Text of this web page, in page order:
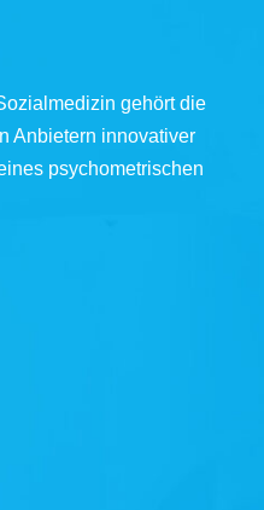
gehört die
Anbietern innovativer
psychometrischen